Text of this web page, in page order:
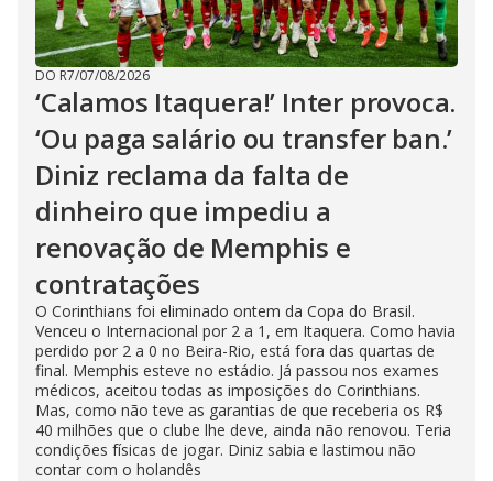
DO R7/07/08/2026
‘Calamos Itaquera!’ Inter provoca.
‘Ou paga salário ou transfer ban.’
Diniz reclama da falta de
dinheiro que impediu a
renovação de Memphis e
contratações
O Corinthians foi eliminado ontem da Copa do Brasil.
Venceu o Internacional por 2 a 1, em Itaquera. Como havia
perdido por 2 a 0 no Beira-Rio, está fora das quartas de
final. Memphis esteve no estádio. Já passou nos exames
médicos, aceitou todas as imposições do Corinthians.
Mas, como não teve as garantias de que receberia os R$
40 milhões que o clube lhe deve, ainda não renovou. Teria
condições físicas de jogar. Diniz sabia e lastimou não
contar com o holandês